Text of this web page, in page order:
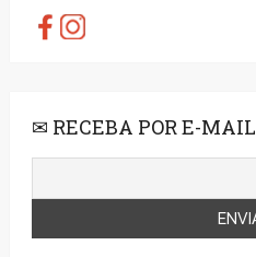
✉ RECEBA POR E-MAIL